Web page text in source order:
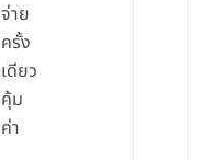
จ่าย
ครั้ง
เดียว
คุ้ม
ค่า